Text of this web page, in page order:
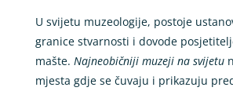
U svijetu muzeologije, postoje
granice stvarnosti i dovode
mašte. Najneobičniji muzeji na svijetu
mjesta gdje se čuvaju i prikazuju